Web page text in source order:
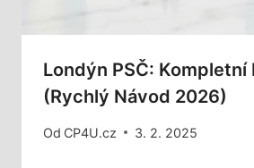
Londýn PSČ: Kompletní
(Rychlý Návod 2026)
Od CP4U.cz 3. 2. 2025